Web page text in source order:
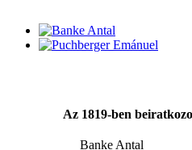
Az 1819-ben
Banke Antal